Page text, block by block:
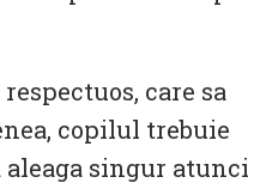
care sa
copilul trebuie
aleaga singur atunci